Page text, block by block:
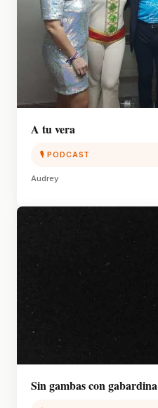
A tu vera
🎙 PODCAST
Audrey
Sin gambas con gabardina